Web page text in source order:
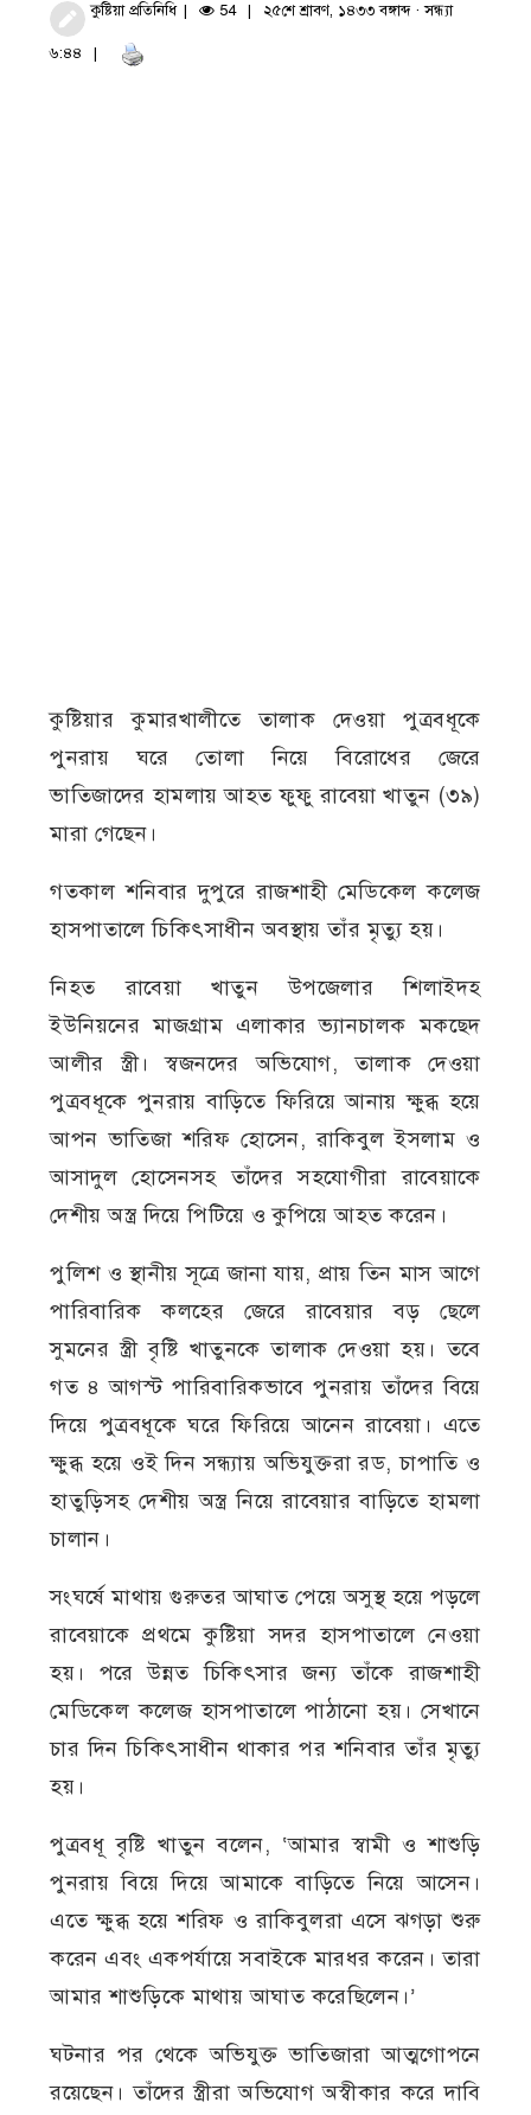
কুষ্টিয়া প্রতিনিধি 54 ২৫শে শ্রাবণ, ১৪৩৩ বঙ্গাব্দ · সন্ধ্যা
৬:৪৪
কুষ্টিয়ার কুমারখালীতে তালাক দেওয়া পুত্রবধূকে
পুনরায় ঘরে তোলা নিয়ে বিরোধের জেরে
ভাতিজাদের হামলায় আহত ফুফু রাবেয়া খাতুন (৩৯)
মারা গেছেন।
গতকাল শনিবার দুপুরে রাজশাহী মেডিকেল কলেজ
হাসপাতালে চিকিৎসাধীন অবস্থায় তাঁর মৃত্যু হয়।
নিহত রাবেয়া খাতুন উপজেলার শিলাইদহ
ইউনিয়নের মাজগ্রাম এলাকার ভ্যানচালক মকছেদ
আলীর স্ত্রী। স্বজনদের অভিযোগ, তালাক দেওয়া
পুত্রবধূকে পুনরায় বাড়িতে ফিরিয়ে আনায় ক্ষুব্ধ হয়ে
আপন ভাতিজা শরিফ হোসেন, রাকিবুল ইসলাম ও
আসাদুল হোসেনসহ তাঁদের সহযোগীরা রাবেয়াকে
দেশীয় অস্ত্র দিয়ে পিটিয়ে ও কুপিয়ে আহত করেন।
পুলিশ ও স্থানীয় সূত্রে জানা যায়, প্রায় তিন মাস আগে
পারিবারিক কলহের জেরে রাবেয়ার বড় ছেলে
সুমনের স্ত্রী বৃষ্টি খাতুনকে তালাক দেওয়া হয়। তবে
গত ৪ আগস্ট পারিবারিকভাবে পুনরায় তাঁদের বিয়ে
দিয়ে পুত্রবধূকে ঘরে ফিরিয়ে আনেন রাবেয়া। এতে
ক্ষুব্ধ হয়ে ওই দিন সন্ধ্যায় অভিযুক্তরা রড, চাপাতি ও
হাতুড়িসহ দেশীয় অস্ত্র নিয়ে রাবেয়ার বাড়িতে হামলা
চালান।
সংঘর্ষে মাথায় গুরুতর আঘাত পেয়ে অসুস্থ হয়ে পড়লে
রাবেয়াকে প্রথমে কুষ্টিয়া সদর হাসপাতালে নেওয়া
হয়। পরে উন্নত চিকিৎসার জন্য তাঁকে রাজশাহী
মেডিকেল কলেজ হাসপাতালে পাঠানো হয়। সেখানে
চার দিন চিকিৎসাধীন থাকার পর শনিবার তাঁর মৃত্যু
হয়।
পুত্রবধূ বৃষ্টি খাতুন বলেন, ‘আমার স্বামী ও শাশুড়ি
পুনরায় বিয়ে দিয়ে আমাকে বাড়িতে নিয়ে আসেন।
এতে ক্ষুব্ধ হয়ে শরিফ ও রাকিবুলরা এসে ঝগড়া শুরু
করেন এবং একপর্যায়ে সবাইকে মারধর করেন। তারা
আমার শাশুড়িকে মাথায় আঘাত করেছিলেন।’
ঘটনার পর থেকে অভিযুক্ত ভাতিজারা আত্মগোপনে
রয়েছেন। তাঁদের স্ত্রীরা অভিযোগ অস্বীকার করে দাবি